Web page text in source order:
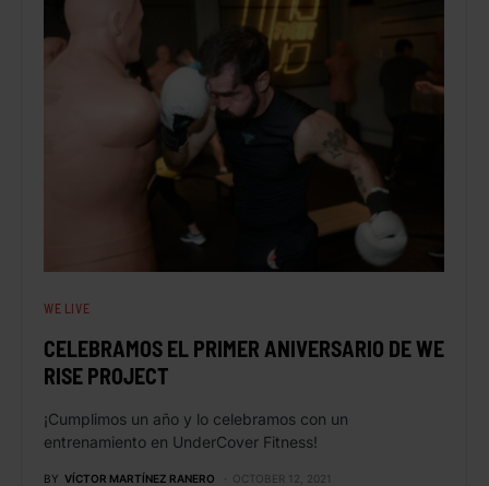
WE LIVE
CELEBRAMOS EL PRIMER ANIVERSARIO DE WE
RISE PROJECT
¡Cumplimos un año y lo celebramos con un
entrenamiento en UnderCover Fitness!
BY VÍCTOR MARTÍNEZ RANERO
OCTOBER 12, 2021